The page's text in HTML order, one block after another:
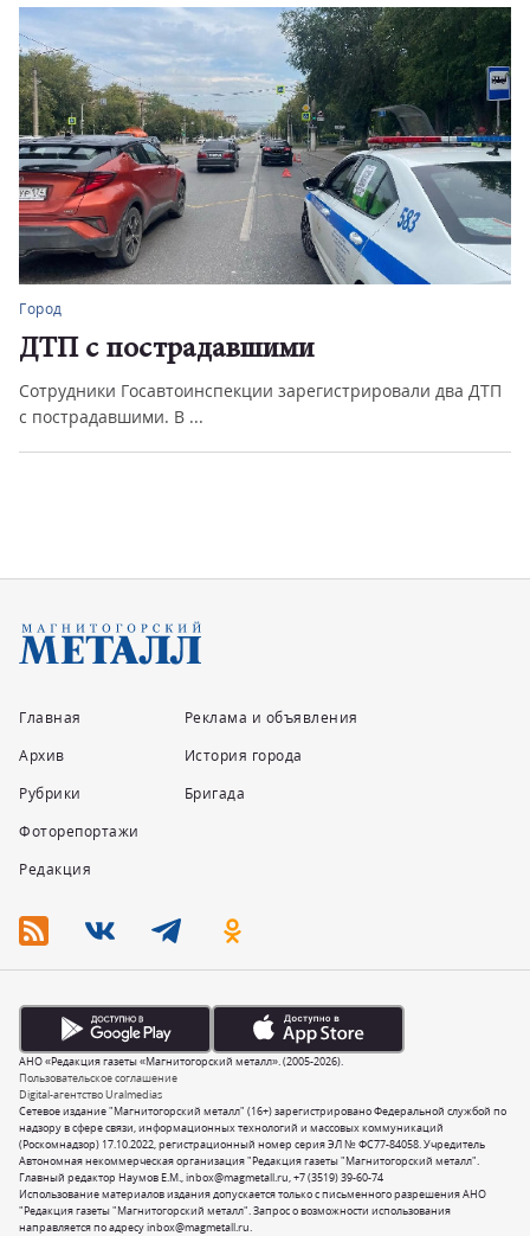
Город
ДТП с пострадавшими
Сотрудники Госавтоинспекции зарегистрировали два ДТП
с пострадавшими. В ...
Главная
Архив
Рубрики
Фоторепортажи
Редакция
Реклама и объявления
История города
Бригада
Сетевое издание "Магнитогорский металл" (16+) зарегистрировано Федеральной службой по
надзору в сфере связи, информационных технологий и массовых коммуникаций
(Роскомнадзор) 17.10.2022, регистрационный номер серия ЭЛ № ФС77-84058. Учредитель
Автономная некоммерческая организация "Редакция газеты "Магнитогорский металл".
Главный редактор Наумов Е.М.,inbox@magmetall.ru,+7 (3519) 39-60-74
Использование материалов издания допускается только с письменного разрешения АНО
"Редакция газеты "Магнитогорский металл". Запрос о возможности использования
направляется по адресуinbox@magmetall.ru.
Пользовательское соглашение
Digital-агентство Uralmedias
АНО «Редакция газеты «Магнитогорский металл». (2005-2026).